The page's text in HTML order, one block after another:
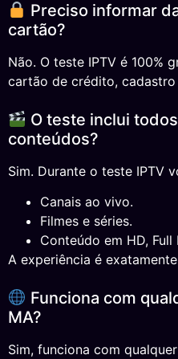
Preciso informar
cartão?
Não. O teste IPTV é 100%
cartão de crédito,
O teste inclui
conteúdos?
Sim. Durante o teste IPTV
Canais ao vivo.
Filmes e séries.
Conteúdo em HD, Full
A experiência é
Funciona com
MA?
Sim, funciona com